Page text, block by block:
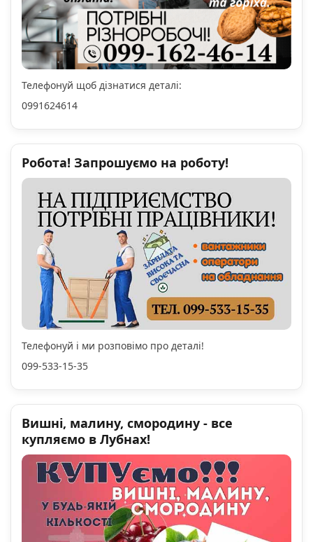
Телефонуй щоб дізнатися деталі:
0991624614
Робота! Запрошуємо на роботу!
Телефонуй і ми розповімо про деталі!
099-533-15-35
Вишні, малину, смородину - все
купляємо в Лубнах!